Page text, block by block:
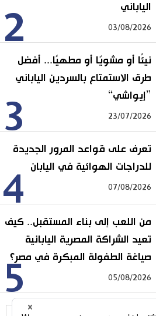
2
الياباني
03/08/2026
3
نيئًا أو مشويًا أو مطهيًا... أفضل
طرق الاستمتاع بالسردين الياباني
”إيواشي“
23/07/2026
4
تعرف على قواعد المرور الجديدة
للدراجات الهوائية في اليابان
07/08/2026
5
من اللعب إلى بناء المستقبل.. كيف
تعيد الشراكة المصرية اليابانية
صياغة الطفولة المبكرة في مصر؟
05/08/2026